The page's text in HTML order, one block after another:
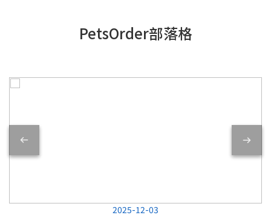
PetsOrder部落格
2025-12-03